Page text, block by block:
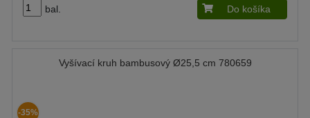
bal. Do košíka
Vyšívací kruh bambusový Ø25,5 cm 780659
-35%